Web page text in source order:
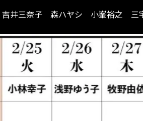
吉井三奈子 森ハヤシ 小峯裕之 三